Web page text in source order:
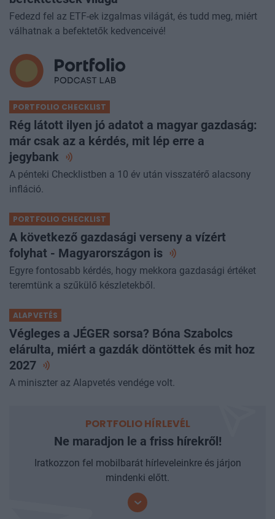
Fedezd fel az ETF-ek izgalmas világát, és tudd meg, miért
válhatnak a befektetők kedvenceivé!
PORTFOLIO CHECKLIST
Rég látott ilyen jó adatot a magyar gazdaság:
már csak az a kérdés, mit lép erre a
jegybank
A pénteki Checklistben a 10 év után visszatérő alacsony
infláció.
PORTFOLIO CHECKLIST
A következő gazdasági verseny a vízért
folyhat - Magyarországon is
Egyre fontosabb kérdés, hogy mekkora gazdasági értéket
teremtünk a szűkülő készletekből.
ALAPVETÉS
Végleges a JÉGER sorsa? Bóna Szabolcs
elárulta, miért a gazdák döntöttek és mit hoz
2027
A miniszter az Alapvetés vendége volt.
PORTFOLIO HÍRLEVÉL
Ne maradjon le a friss hírekről!
Iratkozzon fel mobilbarát hírleveleinkre és járjon
mindenki előtt.